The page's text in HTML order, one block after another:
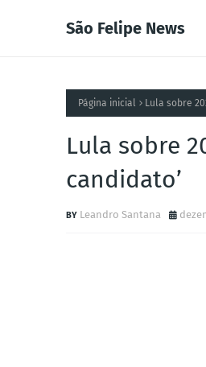
São Felipe News
Página inicial Lula sobre
Lula sobre
candidato’
Leandro Santana